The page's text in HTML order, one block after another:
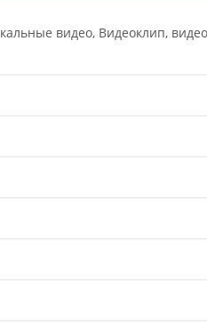
видео, Видеоклип,